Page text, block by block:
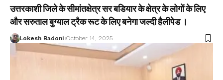
उत्तरकाशी जिले के सीमांतक्षेत्र सर बडियार के क्षेत्र के लोगों के लिए
और सरुताल बुग्याल ट्रैक रूट के लिए बनेगा जल्दी हैलीपेड ।
Lokesh Badoni October 14, 2025